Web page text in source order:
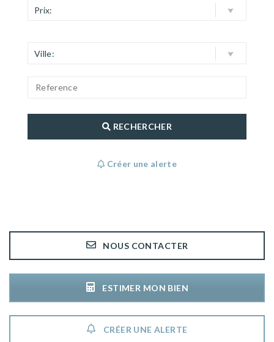
Prix:
Ville:
RECHERCHER
Créer une alerte
NOUS CONTACTER
ESTIMER MON BIEN
CRÉER UNE ALERTE